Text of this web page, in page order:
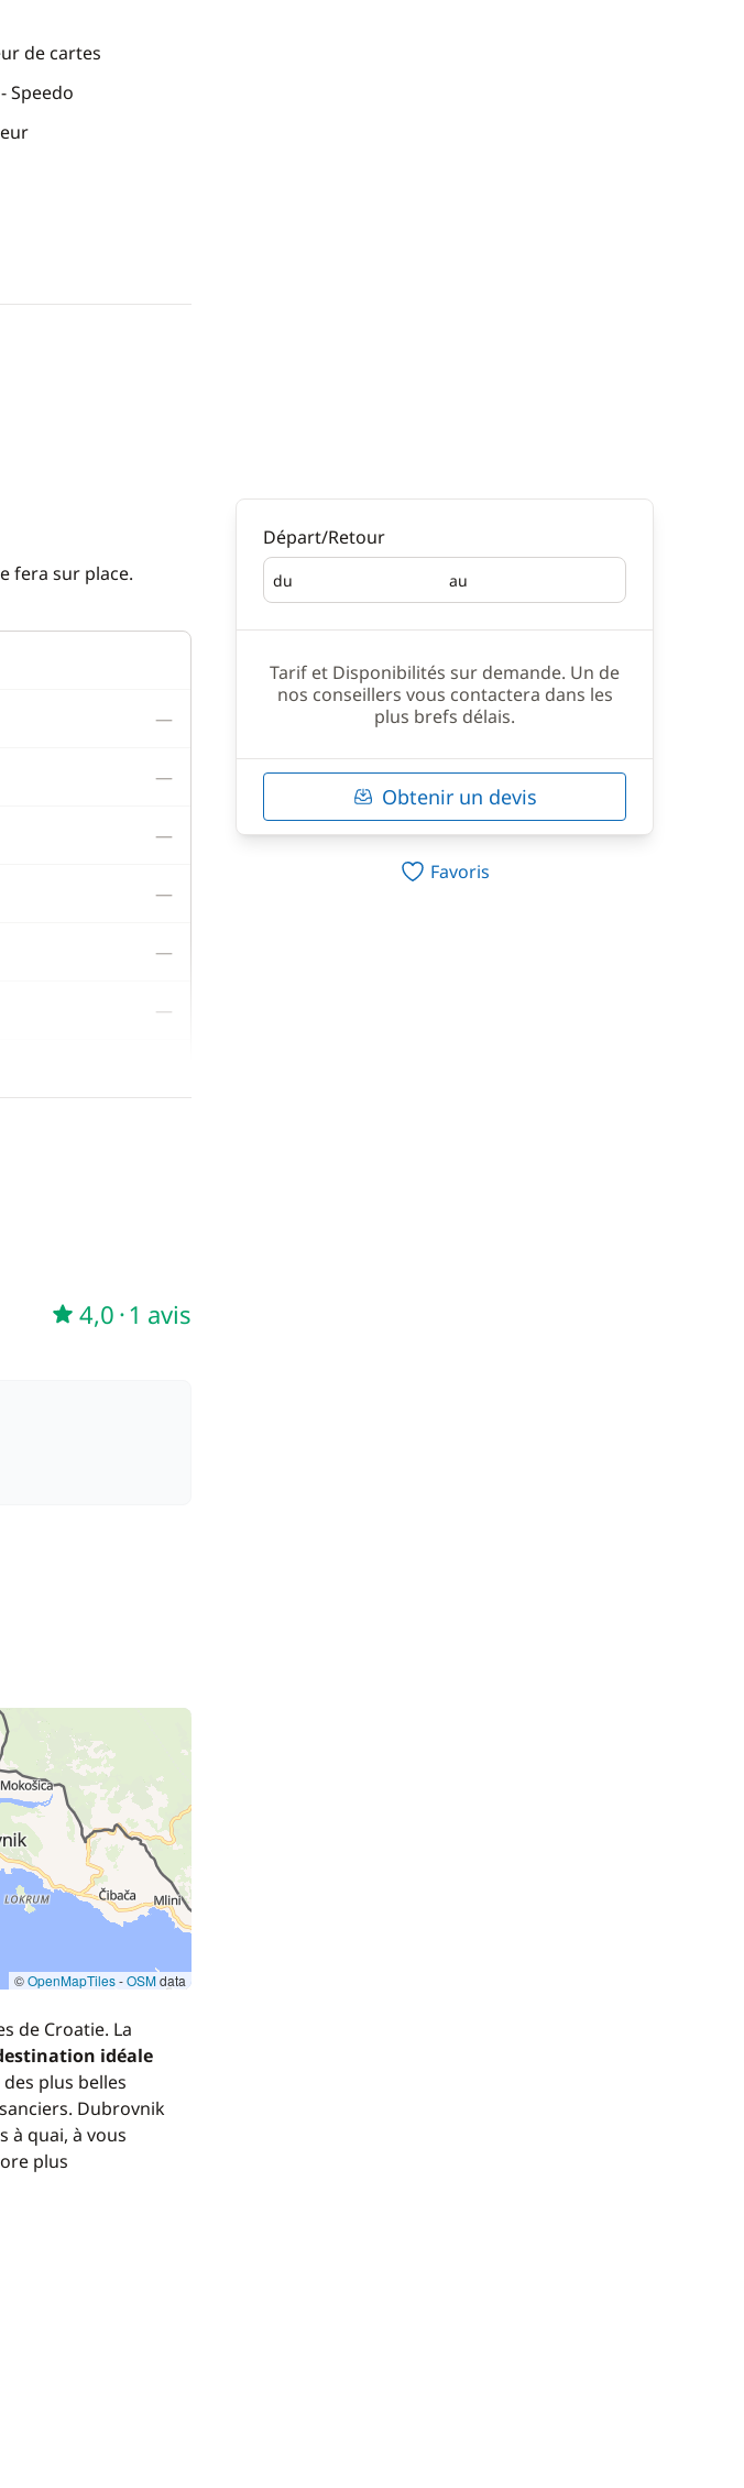
de cartes
Speedo
fera sur place.
—
—
—
—
—
—
4,0 ·1 avis
©OpenMapTiles-OSMdata
de Croatie. La
idéale
des plus belles
Dubrovnik
à quai, à vous
plus
Départ/Retour
du
Départ au
Retour
Tarif et Disponibilités sur demande. Un de
nos conseillers vous contactera dans les
plus brefs délais.
Obtenir un devis
Favoris